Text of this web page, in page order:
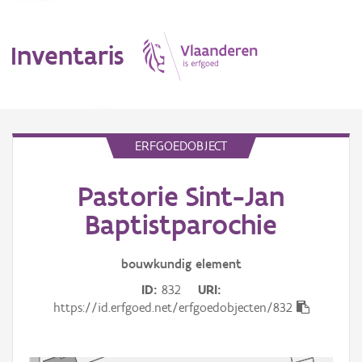
Inventaris
Aanduidingsobject
ERFGOEDOBJECT
Pastorie Sint-Jan
Baptistparochie
bouwkundig element
ID 832
URI
https://id.erfgoed.net/erfgoedobjecten/832